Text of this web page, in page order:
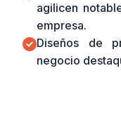
agilicen
empresa.
Diseños de
negocio